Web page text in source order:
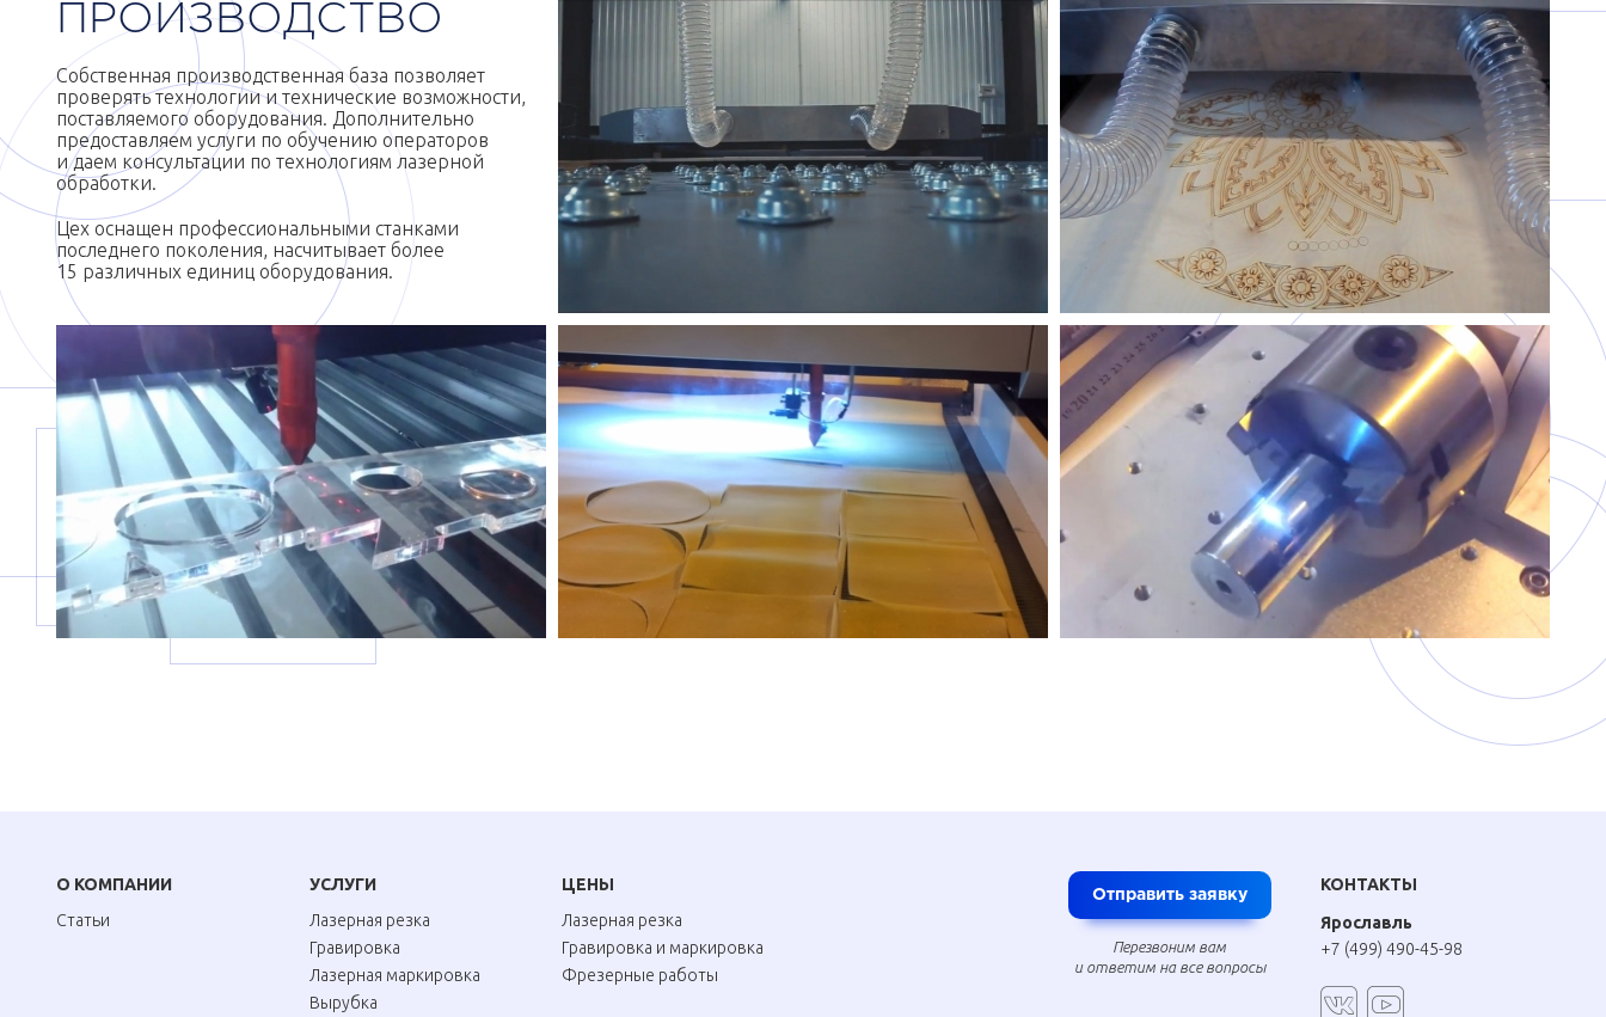
ПРОИЗВОДСТВО
Собственная производственная база позволяет
проверять технологии и технические возможности,
поставляемого оборудования. Дополнительно
предоставляем услуги по обучению операторов
и даем консультации по технологиям лазерной
обработки.
Цех оснащен профессиональными станками
последнего поколения, насчитывает более
15 различных единиц оборудования.
О КОМПАНИИ
Статьи
УСЛУГИ
Лазерная резка
Гравировка
Лазерная маркировка
Вырубка
ЦЕНЫ
Лазерная резка
Гравировка и маркировка
Фрезерные работы
Отправить заявку
Перезвоним вам
и ответим на все вопросы
КОНТАКТЫ
Ярославль
+7 (499) 490-45-98